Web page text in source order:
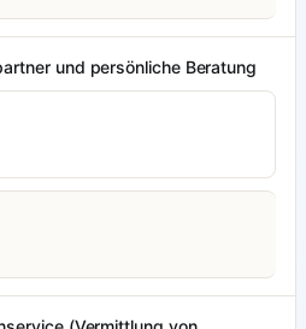
und persönliche Beratung